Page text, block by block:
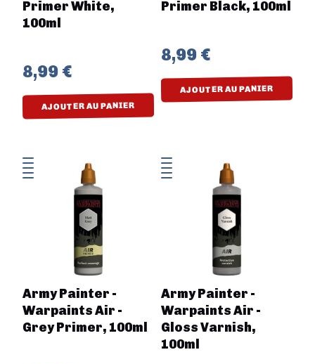
Primer White,
100ml
8,99 €
AJOUTER AU PANIER
Primer Black, 100ml
8,99 €
AJOUTER AU PANIER
Army Painter -
Warpaints Air -
Grey Primer, 100ml
Army Painter -
Warpaints Air -
Gloss Varnish,
100ml